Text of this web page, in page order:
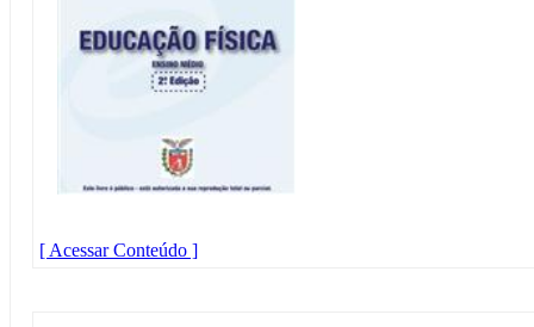
[ Acessar Conteúdo ]